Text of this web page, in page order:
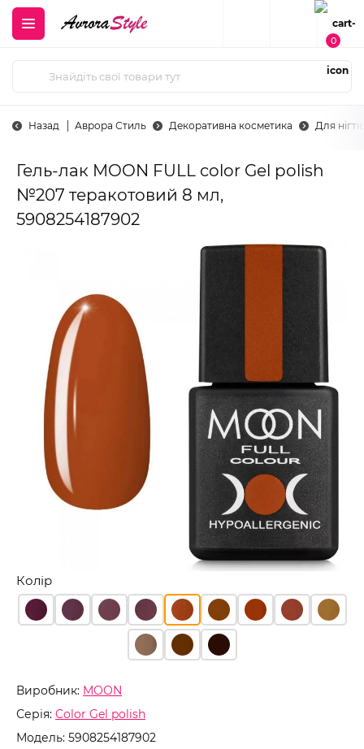
0
Назад Аврора Стиль Декоративна косметика Для нігтів
Гель-лак MOON FULL color Gel polish
№207 теракотовий 8 мл,
5908254187902
Виробник: MOON
Серія: Color Gel polish
Модель: 5908254187902
Колір